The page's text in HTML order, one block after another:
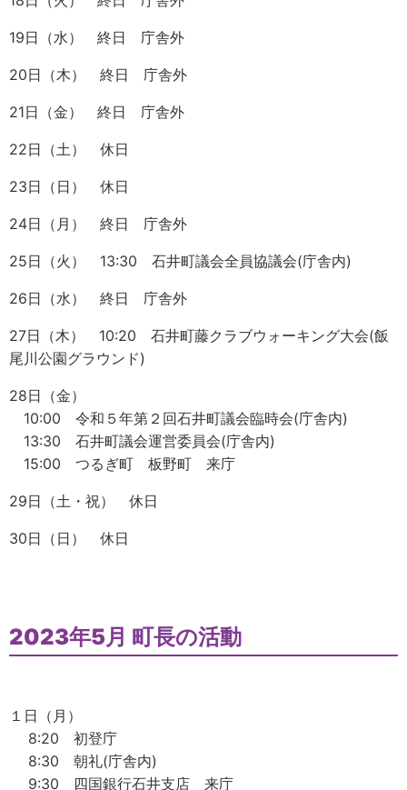
19日（水） 終日 庁舎外
20日（木） 終日 庁舎外
21日（金） 終日 庁舎外
22日（土） 休日
23日（日） 休日
24日（月） 終日 庁舎外
25日（火） 13:30 石井町議会全員協議会(庁舎内)
26日（水） 終日 庁舎外
27日（木） 10:20 石井町藤クラブウォーキング大会(飯
尾川公園グラウンド)
28日（金）
10:00 令和５年第２回石井町議会臨時会(庁舎内)
13:30 石井町議会運営委員会(庁舎内)
15:00 つるぎ町 板野町 来庁
29日（土・祝） 休日
30日（日） 休日
2023年5月 町長の活動
１日（月）
8:20 初登庁
8:30 朝礼(庁舎内)
9:30 四国銀行石井支店 来庁